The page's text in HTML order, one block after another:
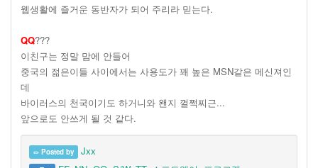
웹생활에 즐거운 동반자가 되어 주리라 믿는다.
QQ???
이친구는 정말 맘에 안들어
중국의 젊은이들 사이에서는 사용도가 꽤 높은 MSN같은 메신져인
데
바이러스의 천국이기도 하거니와 왠지 껄쩍찌근...
앞으로도 안쓰게 될 것 같다.
Posted by Jxx